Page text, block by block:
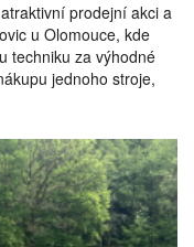
prodejní akci a
u Olomouce, kde
techniku za výhodné
jednoho stroje,